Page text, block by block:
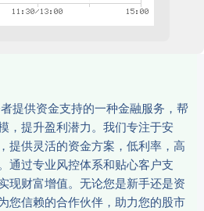
提供资金支持的一种金融服务，帮
，提升盈利潜力。我们专注于安
提供灵活的资金方案，低利率，高
通过专业风控体系和贴心客户支
现财富增值。无论您是新手还是资
您信赖的合作伙伴，助力您的股市